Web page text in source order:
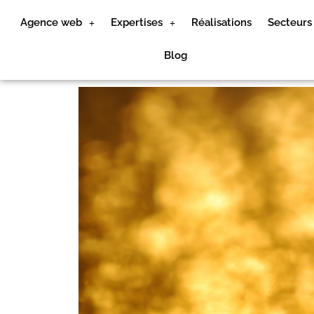
Agence web Expertises Réalisations Secteurs
Blog